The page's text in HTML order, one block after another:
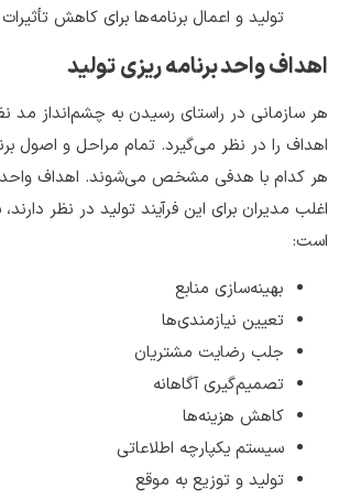
تولید و اعمال برنامه‌ها برای کاهش
اهداف واحد برنامه ریزی تولید
هر سازمانی در راستای رسیدن به چشم‌انداز مد
اهداف را در نظر می‌گیرد. تمام مراحل و اصول
هر کدام با هدفی مشخص می‌شوند. اهداف واحد
اغلب مدیران برای این فرآیند تولید در نظر
است:
بهینه‌سازی منابع
تعیین نیازمندی‌ها
جلب رضایت مشتریان
تصمیم‌گیری آگاهانه
کاهش هزینه‌ها
سیستم یکپارچه اطلاعاتی
تولید و توزیع به موقع